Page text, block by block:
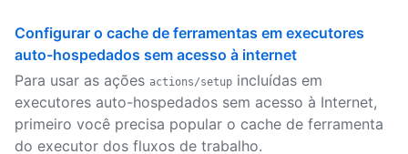
Configurar o cache de ferramentas em executores
auto-hospedados sem acesso à internet
Para usar as ações actions/setup incluídas em
executores auto-hospedados sem acesso à Internet,
primeiro você precisa popular o cache de ferramenta
do executor dos fluxos de trabalho.